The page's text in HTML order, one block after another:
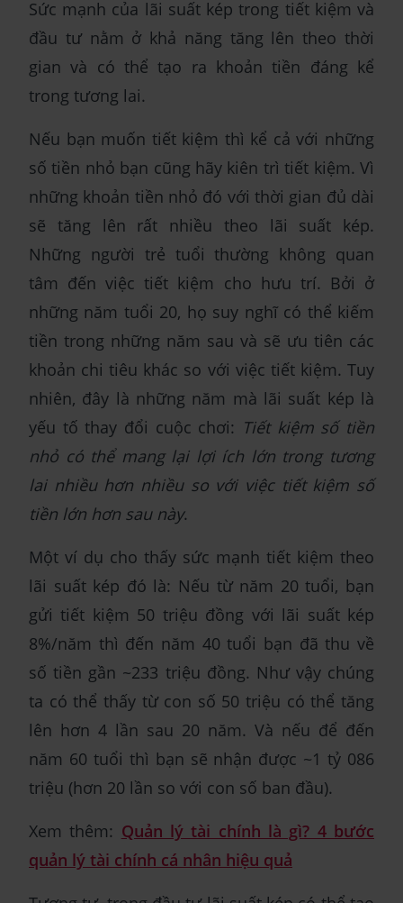
Sức mạnh của lãi suất kép trong tiết kiệm và
đầu tư nằm ở khả năng tăng lên theo thời
gian và có thể tạo ra khoản tiền đáng kể
trong tương lai.
Nếu bạn muốn tiết kiệm thì kể cả với những
số tiền nhỏ bạn cũng hãy kiên trì tiết kiệm. Vì
những khoản tiền nhỏ đó với thời gian đủ dài
sẽ tăng lên rất nhiều theo lãi suất kép.
Những người trẻ tuổi thường không quan
tâm đến việc tiết kiệm cho hưu trí. Bởi ở
những năm tuổi 20, họ suy nghĩ có thể kiếm
tiền trong những năm sau và sẽ ưu tiên các
khoản chi tiêu khác so với việc tiết kiệm. Tuy
nhiên, đây là những năm mà lãi suất kép là
yếu tố thay đổi cuộc chơi: Tiết kiệm số tiền
nhỏ có thể mang lại lợi ích lớn trong tương
lai nhiều hơn nhiều so với việc tiết kiệm số
tiền lớn hơn sau này.
Một ví dụ cho thấy sức mạnh tiết kiệm theo
lãi suất kép đó là: Nếu từ năm 20 tuổi, bạn
gửi tiết kiệm 50 triệu đồng với lãi suất kép
8%/năm thì đến năm 40 tuổi bạn đã thu về
số tiền gần ~233 triệu đồng. Như vậy chúng
ta có thể thấy từ con số 50 triệu có thể tăng
lên hơn 4 lần sau 20 năm. Và nếu để đến
năm 60 tuổi thì bạn sẽ nhận được ~1 tỷ 086
triệu (hơn 20 lần so với con số ban đầu).
Xem thêm: Quản lý tài chính là gì? 4 bước
quản lý tài chính cá nhân hiệu quả